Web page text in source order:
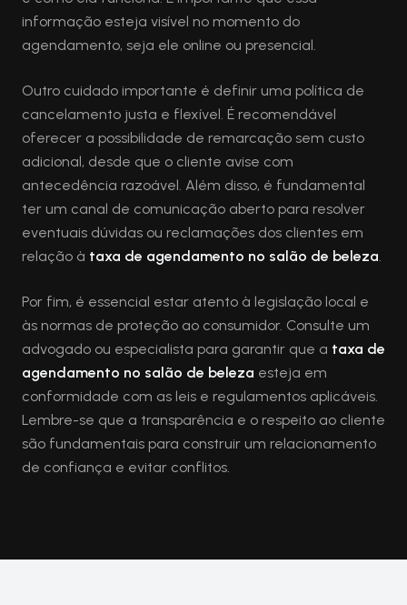
informação esteja visível no momento do
agendamento, seja ele online ou presencial.
Outro cuidado importante é definir uma política de
cancelamento justa e flexível. É recomendável
oferecer a possibilidade de remarcação sem custo
adicional, desde que o cliente avise com
antecedência razoável. Além disso, é fundamental
ter um canal de comunicação aberto para resolver
eventuais dúvidas ou reclamações dos clientes em
relação à taxa de agendamento no salão de beleza.
Por fim, é essencial estar atento à legislação local e
às normas de proteção ao consumidor. Consulte um
advogado ou especialista para garantir que a taxa de
agendamento no salão de beleza esteja em
conformidade com as leis e regulamentos aplicáveis.
Lembre-se que a transparência e o respeito ao cliente
são fundamentais para construir um relacionamento
de confiança e evitar conflitos.